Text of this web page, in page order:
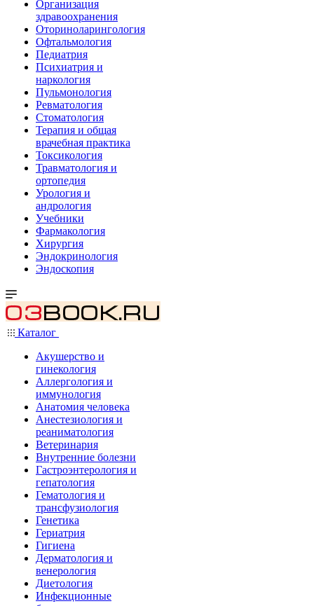
Организация
здравоохранения
Оториноларингология
Офтальмология
Педиатрия
Психиатрия и
наркология
Пульмонология
Ревматология
Стоматология
Терапия и общая
врачебная практика
Токсикология
Травматология и
ортопедия
Урология и
андрология
Учебники
Фармакология
Хирургия
Эндокринология
Эндоскопия
Каталог
Акушерство и
гинекология
Аллергология и
иммунология
Анатомия человека
Анестезиология и
реаниматология
Ветеринария
Внутренние болезни
Гастроэнтерология и
гепатология
Гематология и
трансфузиология
Генетика
Гериатрия
Гигиена
Дерматология и
венерология
Диетология
Инфекционные